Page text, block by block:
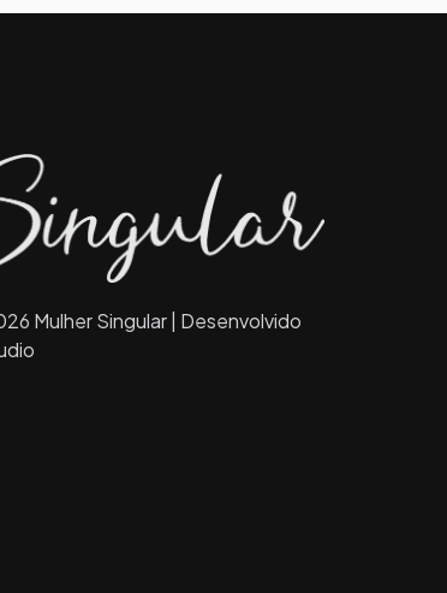
Mulher Singular | Desenvolvido